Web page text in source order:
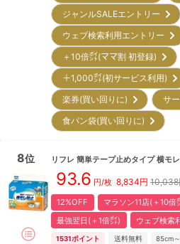
ジャンルSALEエントリー
ウェブ検索利用エントリー
＋10倍㌽(ママ割 初登録)
＋1,000㌽(初サービス利用)
楽券(買い回りに)
サ
食パン袋(買い回りに)
8位 リフレ 簡単テープ止めタイプ 横モ
93.6 円/枚 8,834円 10,038
12%OFF マラソン11店(＋10倍
最強翌日(＋1倍㌽)
ウェブ検索
1531ポイント 送料無料 85cm